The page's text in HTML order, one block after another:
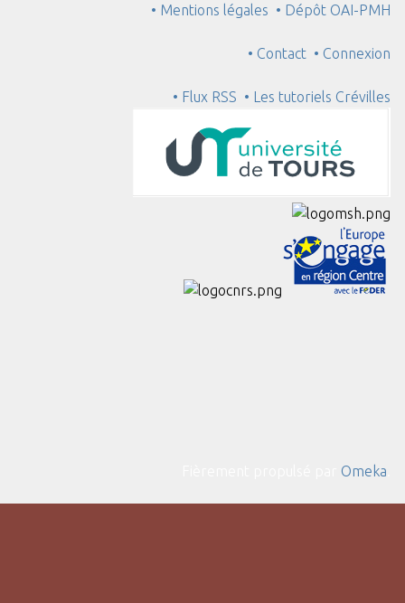
• Mentions légales • Dépôt OAI-PMH
• Contact • Connexion
• Flux RSS • Les tutoriels Crévilles
Omeka